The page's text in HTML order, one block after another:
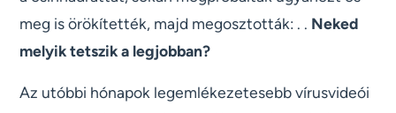
meg is örökítették, majd megosztották: . . Neked
melyik tetszik a legjobban?
Az utóbbi hónapok legemlékezetesebb vírusvideói